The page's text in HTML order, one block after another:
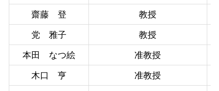
齋藤 登
教授
党 雅子
教授
本田 なつ絵
准教授
木口 亨
准教授